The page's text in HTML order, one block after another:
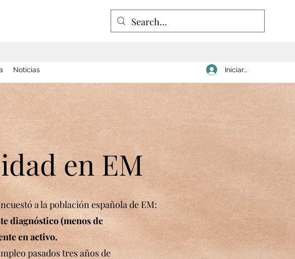
Noticias Iniciar sesión
en EM
a la población española de EM:
diagnóstico (menos de
en activo.
pasados tres años de